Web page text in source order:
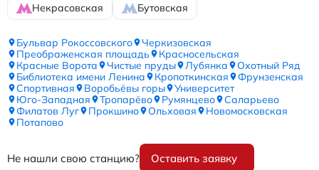
Некрасовская
Бутовская
Бульвар Рокоссовского
Черкизовская
Преображенская площадь
Красносельская
Красные Ворота
Чистые пруды Лубянка
Охотный Ряд
Библиотека имени Ленина
Кропоткинская
Фрунзенская
Спортивная
Воробьёвы горы
Университет
Юго-Западная
Тропарёво Румянцево
Саларьево
Филатов Луг
Прокшино Ольховая
Новомосковская
Потапово
Не нашли свою станцию? Оставить заявку